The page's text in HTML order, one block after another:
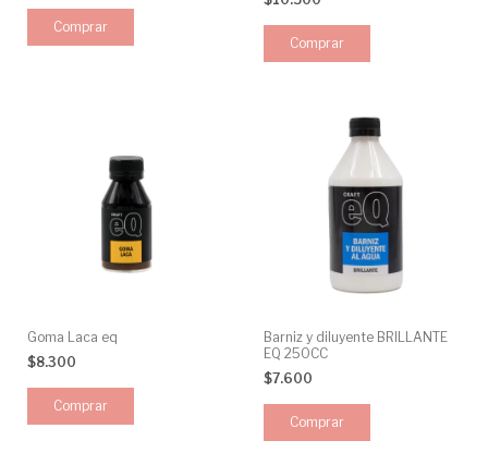
Goma Laca eq
$8.300
Barniz y diluyente BRILLANTE
EQ 250CC
$7.600